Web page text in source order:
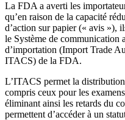
La FDA a averti les
qu’en raison de la capacité
d’action sur papier (« avis »),
le Système de communication
d’importation (Import Trade
ITACS) de la FDA.
L’ITACS permet la
compris ceux pour les
éliminant ainsi les retards du
permettent d’accéder à un